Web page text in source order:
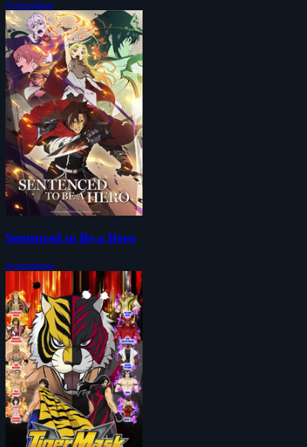
Actiondrama
Sentenced to Be a Hero
Actiondrama